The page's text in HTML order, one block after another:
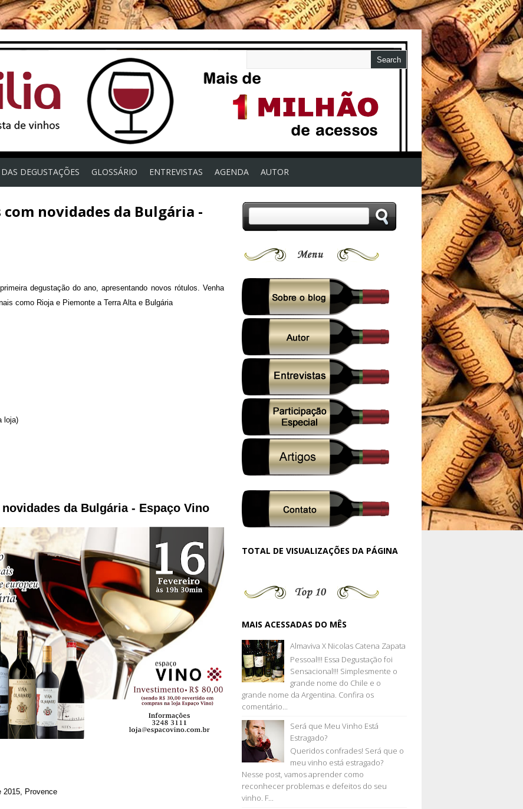
DEGUSTAÇÕES GLOSSÁRIO ENTREVISTAS AGENDA AUTOR
novidades da Bulgária -
degustação do ano, apresentando novos rótulos. Venha
como Rioja e Piemonte a Terra Alta e Bulgária
loja)
da Bulgária - Espaço Vino
2015, Provence
TOTAL DE VISUALIZAÇÕES DA PÁGINA
MAIS ACESSADAS DO MÊS
Almaviva X Nicolas Catena Zapata
Pessoal!!! Essa Degustação foi
Sensacional!!! Simplesmente o
grande nome do Chile e o
grande nome da Argentina. Confira os
comentário...
Será que Meu Vinho Está
Estragado?
Queridos confrades! Será que o
meu vinho está estragado?
Nesse post, vamos aprender como
reconhecer problemas e defeitos do seu
vinho. F...